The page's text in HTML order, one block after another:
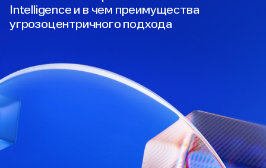
Intelligence и в чем преимущества
угрозоцентричного подхода